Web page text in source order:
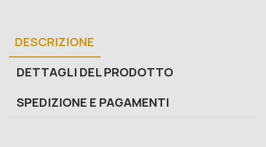
DESCRIZIONE
DETTAGLI DEL PRODOTTO
SPEDIZIONE E PAGAMENTI